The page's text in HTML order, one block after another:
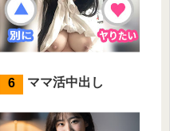
ママ活中出し